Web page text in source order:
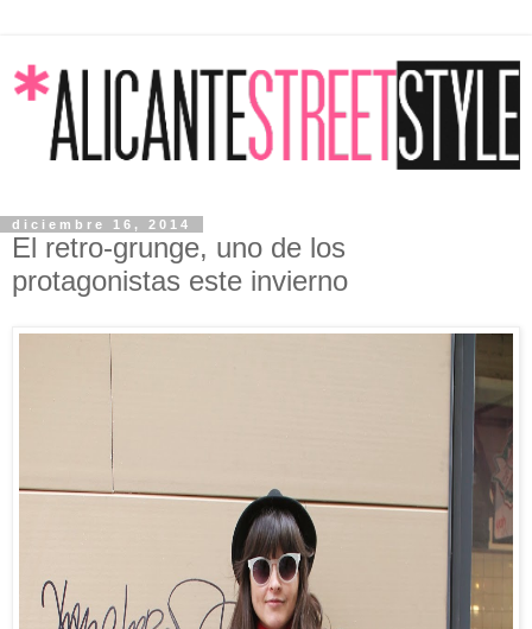
diciembre 16, 2014
El retro-grunge, uno de los
protagonistas este invierno